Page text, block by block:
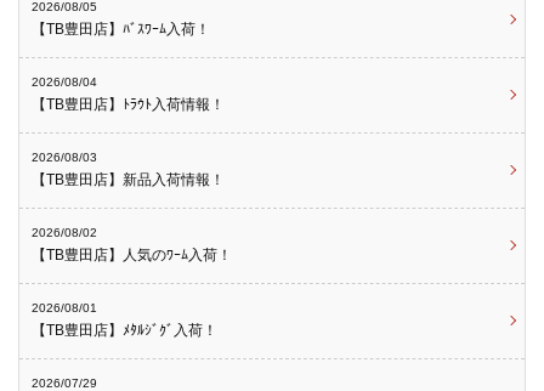
2026/08/05
【TB豊田店】ﾊﾞｽﾜｰﾑ入荷！
2026/08/04
【TB豊田店】ﾄﾗｳﾄ入荷情報！
2026/08/03
【TB豊田店】新品入荷情報！
2026/08/02
【TB豊田店】人気のﾜｰﾑ入荷！
2026/08/01
【TB豊田店】ﾒﾀﾙｼﾞｸﾞ入荷！
2026/07/29